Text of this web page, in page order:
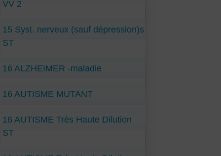
VV 2
15 Syst. nerveux (sauf dépression)s
ST
16 ALZHEIMER -maladie
16 AUTISME MUTANT
16 AUTISME Très Haute Dilution
ST